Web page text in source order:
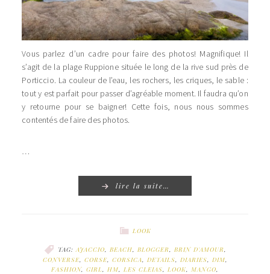
Vous parlez d’un cadre pour faire des photos! Magnifique! Il
s’agit de la plage Ruppione située le long de la rive sud près de
Porticcio. La couleur de l’eau, les rochers, les criques, le sable :
tout y est parfait pour passer d’agréable moment. Il faudra qu’on
y retourne pour se baigner! Cette fois, nous nous sommes
contentés de faire des photos.
…
lire la suite…
LOOK
TAG:AJACCIO, BEACH, BLOGGER, BRIN D'AMOUR,
CONVERSE, CORSE, CORSICA, DETAILS, DIARIES, DIM,
FASHION, GIRL, HM, LES CLEIAS, LOOK, MANGO,